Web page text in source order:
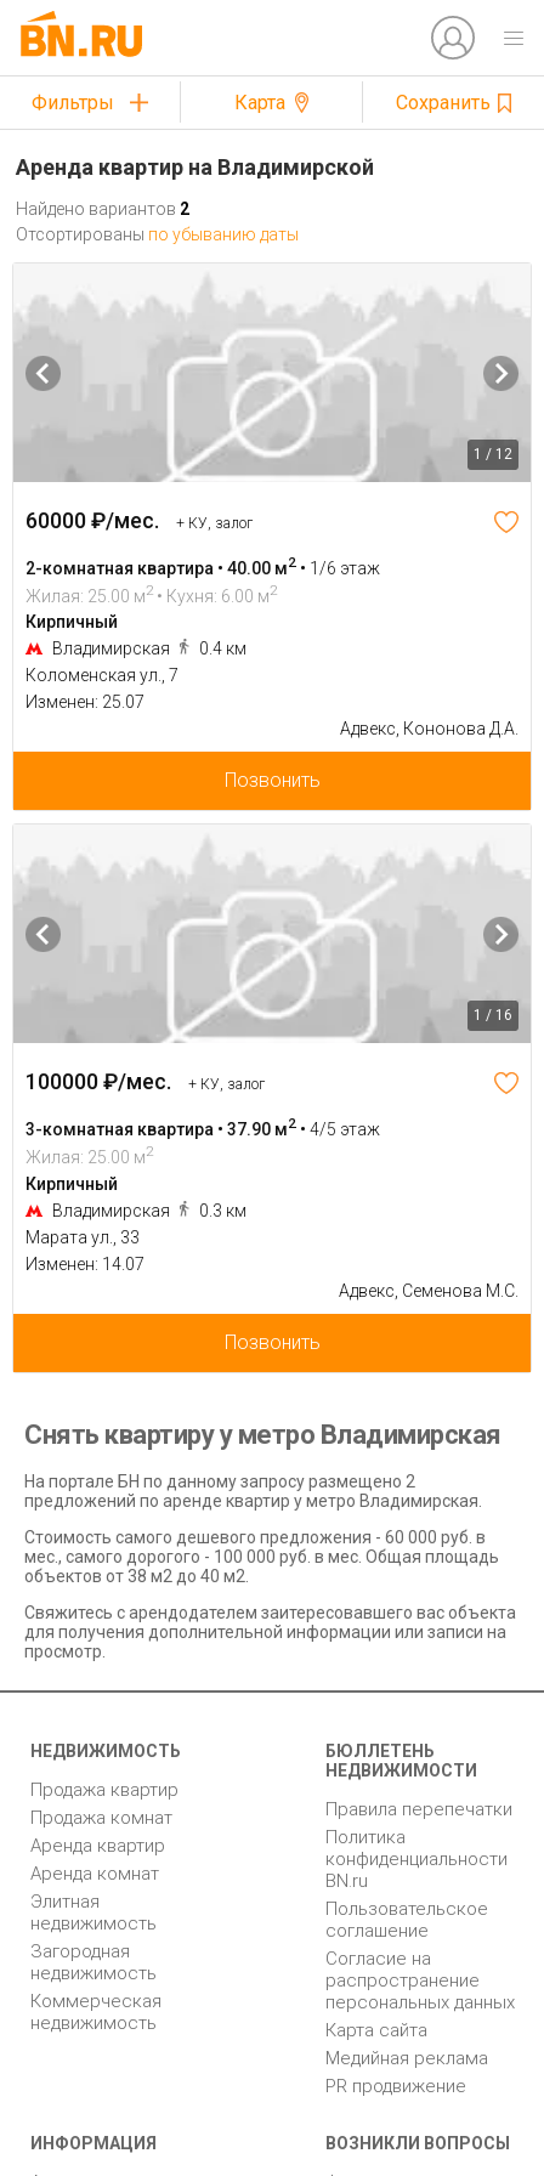
Фильтры Карта Сохранить
Аренда квартир на Владимирской
Найдено вариантов 2
Отсортированы по убыванию даты
1 / 12
60000 ₽/мес. + КУ, залог
2-комнатная квартира • 40.00 м2 • 1/6 этаж
Жилая: 25.00 м2 • Кухня: 6.00 м2
Кирпичный
Владимирская
0.4 км
Коломенская ул., 7
Изменен: 25.07
Адвекс, Кононова Д.А.
Позвонить
1 / 16
100000 ₽/мес. + КУ, залог
3-комнатная квартира • 37.90 м2 • 4/5 этаж
Жилая: 25.00 м2
Кирпичный
Владимирская
0.3 км
Марата ул., 33
Изменен: 14.07
Адвекс, Семенова М.С.
Позвонить
Снять квартиру у метро Владимирская
На портале БН по данному запросу размещено 2
предложений по аренде квартир у метро Владимирская.
Стоимость самого дешевого предложения - 60 000 руб. в
мес., самого дорогого - 100 000 руб. в мес. Общая площадь
объектов от 38 м2 до 40 м2.
Свяжитесь с арендодателем заитересовавшего вас объекта
для получения дополнительной информации или записи на
просмотр.
НЕДВИЖИМОСТЬ
Продажа квартир
Продажа комнат
Аренда квартир
Аренда комнат
Элитная
недвижимость
Загородная
недвижимость
Коммерческая
недвижимость
БЮЛЛЕТЕНЬ
НЕДВИЖИМОСТИ
Правила перепечатки
Политика
конфиденциальности
BN.ru
Пользовательское
соглашение
Согласие на
распространение
персональных данных
Карта сайта
Медийная реклама
PR продвижение
ИНФОРМАЦИЯ ВОЗНИКЛИ ВОПРОСЫ